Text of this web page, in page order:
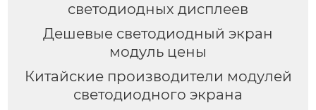
светодиодных дисплеев
Дешевые светодиодный экран
модуль цены
Китайские производители модулей
светодиодного экрана